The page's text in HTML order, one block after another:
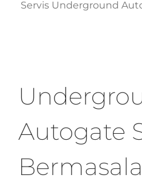
Servis Underground
Autogate